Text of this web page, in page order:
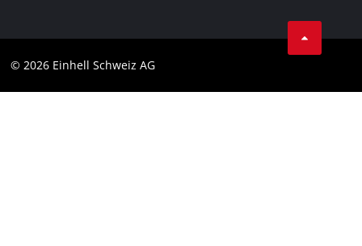
Testata
© 2026 Einhell Schweiz AG